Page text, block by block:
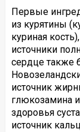
Первые
из курятины
куриная
источники
сердце также
источник
глюкозамина
здоровья
источник